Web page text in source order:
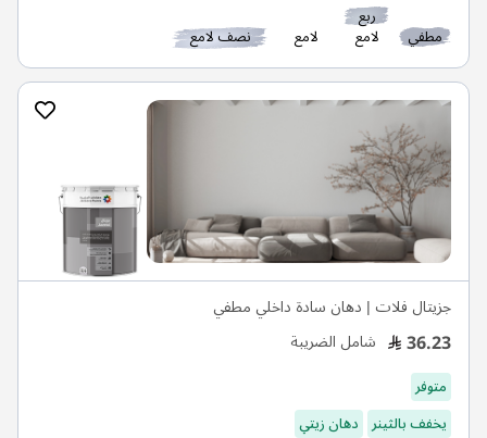
مطفي
ربع
لامع لامع نصف لامع
جزيتال فلات | دهان سادة داخلي مطفي
36.23 شامل الضريبة
متوفر
يخفف بالثينر دهان زيتي